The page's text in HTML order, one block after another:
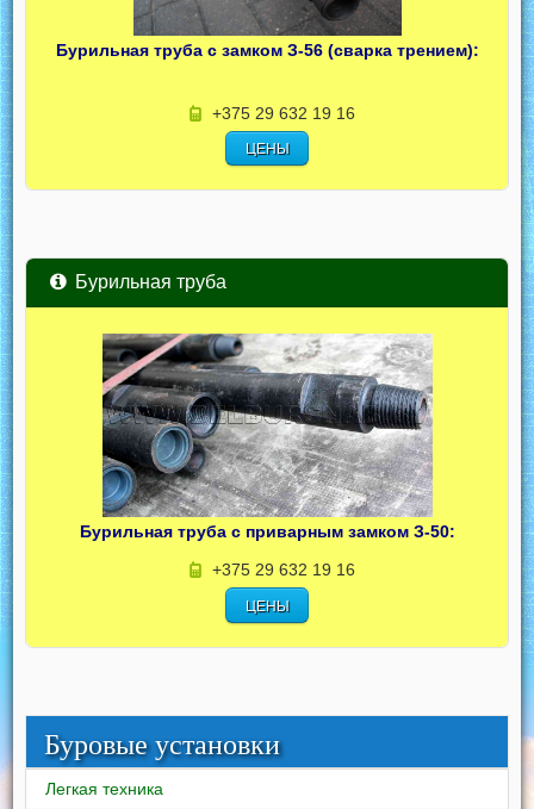
Бурильная труба с замком З-56 (сварка трением):
+375 29 632 19 16
ЦЕНЫ
Бурильная труба
Бурильная труба с приварным замком З-50:
+375 29 632 19 16
ЦЕНЫ
Буровые установки
Легкая техника